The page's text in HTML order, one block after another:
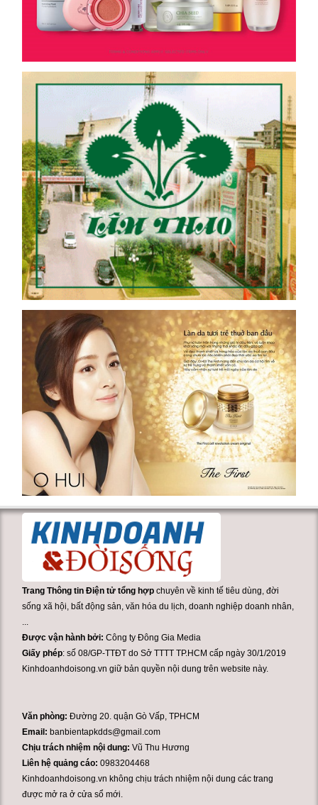
Trang Thông tin Điện tử tổng hợp chuyên về kinh tế tiêu dùng, đời
sống xã hội, bất động sản, văn hóa du lịch, doanh nghiệp doanh nhân,
...
Được vận hành bởi:Công ty Đông Gia Media
Giấy phép: số 08/GP-TTĐT do Sở TTTT TP.HCM cấp ngày 30/1/2019
Kinhdoanhdoisong.vn giữ bản quyền nội dung trên website này.
Văn phòng:Đường 20. quận Gò Vấp, TPHCM
Email: banbientapkdds@gmail.com
Chịu trách nhiệm nội dung: Vũ Thu Hương
Liên hệ quảng cáo:0983204468
Kinhdoanhdoisong.vn không chịu trách nhiệm nội dung các trang
được mở ra ở cửa sổ mới.